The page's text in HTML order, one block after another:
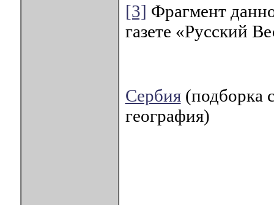
[3] Фрагмент
газете «Русский
Сербия(подборка
география)